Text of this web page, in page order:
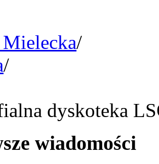
/
/
dyskoteka
wiadomości